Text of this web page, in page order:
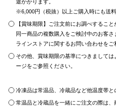
途かかります。
※6,000円（税抜）以上ご購入時にも送
【賞味期限】ご注文前にお調べすること
同一商品の複数購入をご検討中のお客
ラインストアに関するお問い合わせをご
その他、賞味期限の基準につきましては
ージをご参照ください。
冷凍品は常温品、冷蔵品など他温度帯と
常温品と冷蔵品を一緒にご注文の際は